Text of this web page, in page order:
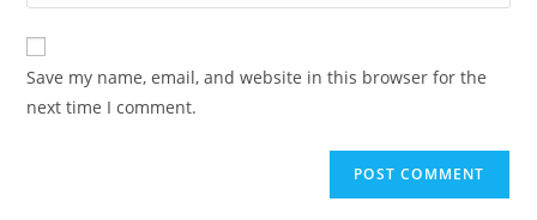
Save my name, email, and website in this browser for the
next time I comment.